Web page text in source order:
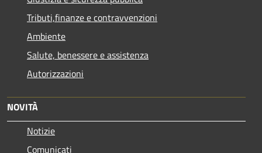
Tributi,finanze e contravvenzioni
Ambiente
Salute, benessere e assistenza
Autorizzazioni
NOVITÀ
Notizie
Comunicati